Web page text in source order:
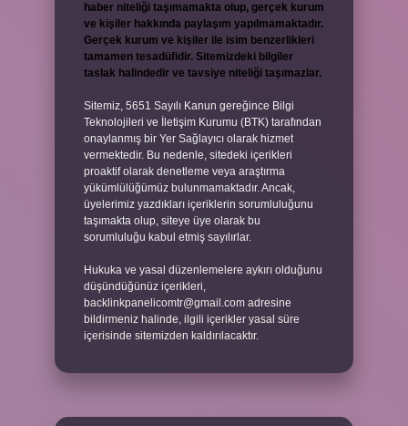
haber niteliği taşımamakta olup, gerçek kurum
ve kişiler hakkında paylaşım yapılmamaktadır.
Gerçek kurum ve kişiler ile isim benzerlikleri
tamamen tesadüfidir. Sitemizdeki bilgiler
taslak halindedir ve tavsiye niteliği taşımazlar.
Sitemiz, 5651 Sayılı Kanun gereğince Bilgi
Teknolojileri ve İletişim Kurumu (BTK) tarafından
onaylanmış bir Yer Sağlayıcı olarak hizmet
vermektedir. Bu nedenle, sitedeki içerikleri
proaktif olarak denetleme veya araştırma
yükümlülüğümüz bulunmamaktadır. Ancak,
üyelerimiz yazdıkları içeriklerin sorumluluğunu
taşımakta olup, siteye üye olarak bu
sorumluluğu kabul etmiş sayılırlar.
Hukuka ve yasal düzenlemelere aykırı olduğunu
düşündüğünüz içerikleri,
backlinkpanelicomtr@gmail.com adresine
bildirmeniz halinde, ilgili içerikler yasal süre
içerisinde sitemizden kaldırılacaktır.